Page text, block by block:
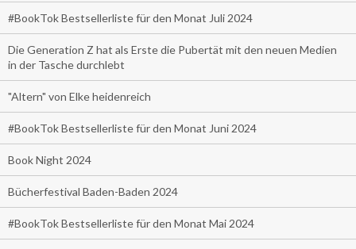
#BookTok Bestsellerliste für den Monat Juli 2024
Die Generation Z hat als Erste die Pubertät mit den neuen Medien
in der Tasche durchlebt
"Altern" von Elke heidenreich
#BookTok Bestsellerliste für den Monat Juni 2024
Book Night 2024
Bücherfestival Baden-Baden 2024
#BookTok Bestsellerliste für den Monat Mai 2024